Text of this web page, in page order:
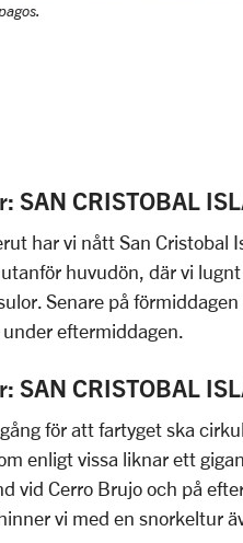
SAN CRISTOBAL
har vi nått San Cristobal
huvudön, där vi
Senare på
eftermiddagen.
SAN CRISTOBAL
för att fartyget ska
enligt vissa liknar ett
vid Cerro Brujo och på
vi med en snorkeltur